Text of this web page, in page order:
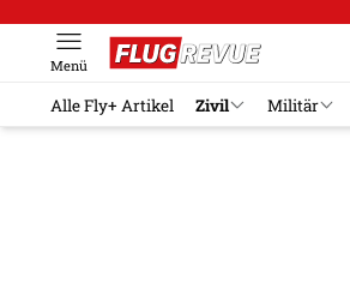
Menü
Alle Fly+ Artikel Zivil Militär